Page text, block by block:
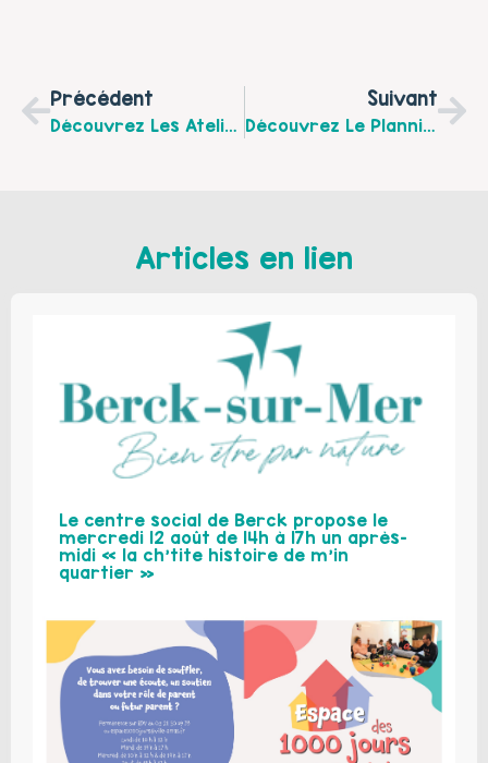
Précédent
Découvrez Les Ateliers Détente Et Bien Être Du Bébé Proposés Par La Communauté De Communes Du Haut Pays Du Montreuil De Janvier À Juin 2026
Suivant
Découvrez Le Planning De La Plateforme De Répit “Un Temps Pour Soi” Pour Le Mois De Juin 2026
Articles en lien
Le centre social de Berck propose le
mercredi 12 août de 14h à 17h un après-
midi « la ch’tite histoire de m’in
quartier »